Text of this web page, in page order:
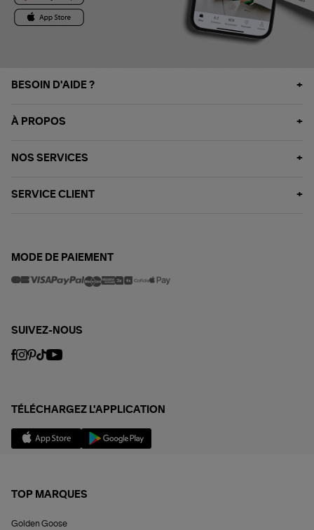
BESOIN D'AIDE ?
À PROPOS
NOS SERVICES
SERVICE CLIENT
MODE DE PAIEMENT
SUIVEZ-NOUS
TÉLÉCHARGEZ L'APPLICATION
TOP MARQUES
Golden Goose